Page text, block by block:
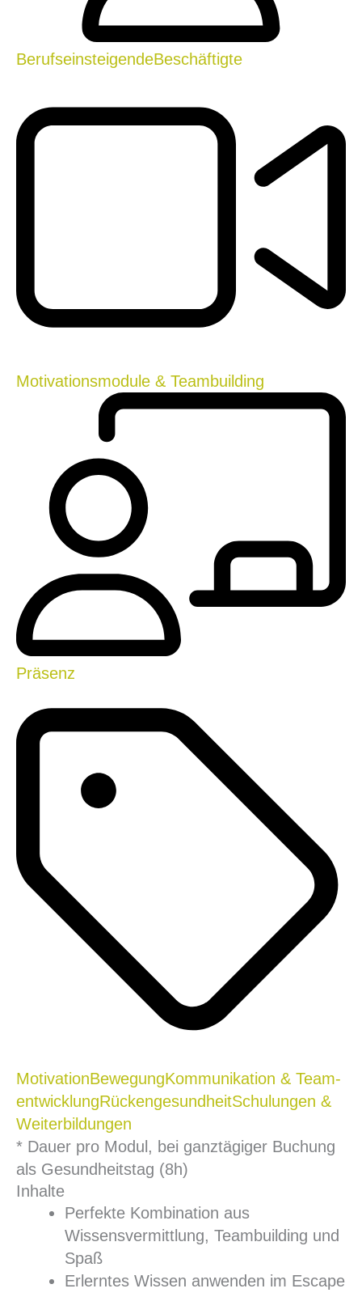
BerufseinsteigendeBeschäftigte
Motivationsmodule & Teambuilding
Präsenz
MotivationBewegungKommunikation & Team­
entwicklungRückengesundheitSchulungen &
Weiterbildungen
* Dauer pro Modul, bei ganztägiger Buchung
als Gesundheitstag (8h)
Inhalte
Perfekte Kombination aus
Wissensvermittlung, Teambuilding und
Spaß
Erlerntes Wissen anwenden im Escape